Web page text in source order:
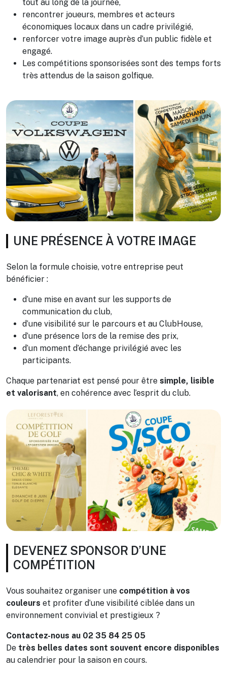
tout au long de la journée,
rencontrer joueurs, membres et acteurs
économiques locaux dans un cadre privilégié,
renforcer votre image auprès d’un public fidèle et
engagé.
Les compétitions sponsorisées sont des temps forts
très attendus de la saison golfique.
UNE PRÉSENCE À VOTRE IMAGE
Selon la formule choisie, votre entreprise peut
bénéficier :
d’une mise en avant sur les supports de
communication du club,
d’une visibilité sur le parcours et au ClubHouse,
d’une présence lors de la remise des prix,
d’un moment d’échange privilégié avec les
participants.
Chaque partenariat est pensé pour être simple, lisible
et valorisant, en cohérence avec l’esprit du club.
DEVENEZ SPONSOR D’UNE
COMPÉTITION
Vous souhaitez organiser une compétition à vos
couleurs et profiter d’une visibilité ciblée dans un
environnement convivial et prestigieux ?
Contactez-nous au 02 35 84 25 05
De très belles dates sont souvent encore disponibles
au calendrier pour la saison en cours.